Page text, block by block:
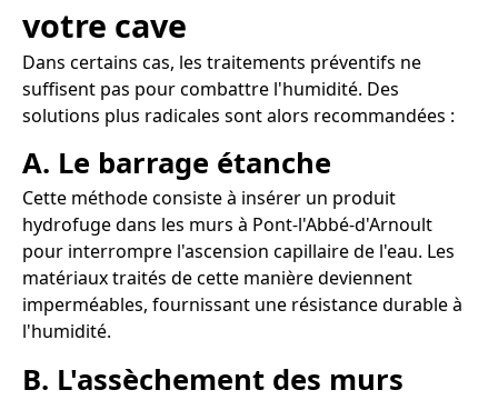
votre cave
Dans certains cas, les traitements préventifs ne
suffisent pas pour combattre l'humidité. Des
solutions plus radicales sont alors recommandées :
A. Le barrage étanche
Cette méthode consiste à insérer un produit
hydrofuge dans les murs à Pont-l'Abbé-d'Arnoult
pour interrompre l'ascension capillaire de l'eau. Les
matériaux traités de cette manière deviennent
imperméables, fournissant une résistance durable à
l'humidité.
B. L'assèchement des murs